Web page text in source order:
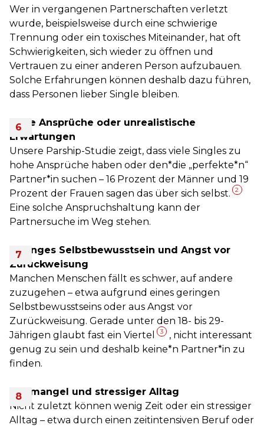
Wer in vergangenen Partnerschaften verletzt
wurde, beispielsweise durch eine schwierige
Trennung oder ein toxisches Miteinander, hat oft
Schwierigkeiten, sich wieder zu öffnen und
Vertrauen zu einer anderen Person aufzubauen.
Solche Erfahrungen können deshalb dazu führen,
dass Personen lieber Single bleiben.
Hohe Ansprüche oder unrealistische
Erwartungen
Unsere Parship-Studie zeigt, dass viele Singles zu
hohe Ansprüche haben oder den*die „perfekte*n“
Partner*in suchen – 16 Prozent der Männer und 19
Prozent der Frauen sagen das über sich selbst.
2
Eine solche Anspruchshaltung kann der
Partnersuche im Weg stehen.
Geringes Selbstbewusstsein und Angst vor
Zurückweisung
Manchen Menschen fällt es schwer, auf andere
zuzugehen – etwa aufgrund eines geringen
Selbstbewusstseins oder aus Angst vor
Zurückweisung. Gerade unter den 18- bis 29-
Jährigen glaubt fast ein Viertel
3 , nicht interessant
genug zu sein und deshalb keine*n Partner*in zu
finden.
Zeitmangel und stressiger Alltag
Nicht zuletzt können wenig Zeit oder ein stressiger
Alltag – etwa durch einen zeitintensiven Beruf oder